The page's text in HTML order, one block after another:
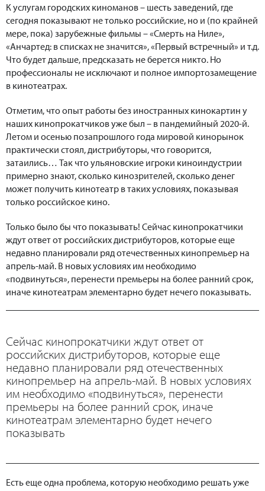
К услугам городских киноманов – шесть заведений, где
сегодня показывают не только российские, но и (по крайней
мере, пока) зарубежные фильмы – «Смерть на Ниле»,
«Анчартед: в списках не значится», «Первый встречный» и т.д.
Что будет дальше, предсказать не берется никто. Но
профессионалы не исключают и полное импортозамещение
в кинотеатрах.
Отметим, что опыт работы без иностранных кинокартин у
наших кинопрокатчиков уже был – в пандемийный 2020-й.
Летом и осенью позапрошлого года мировой кинорынок
практически стоял, дистрибуторы, что говорится,
затаились… Так что ульяновские игроки киноиндустрии
примерно знают, сколько кинозрителей, сколько денег
может получить кинотеатр в таких условиях, показывая
только российское кино.
Только было бы что показывать! Сейчас кинопрокатчики
ждут ответ от российских дистрибуторов, которые еще
недавно планировали ряд отечественных кинопремьер на
апрель-май. В новых условиях им необходимо
«подвинуться», перенести премьеры на более ранний срок,
иначе кинотеатрам элементарно будет нечего показывать.
Сейчас кинопрокатчики ждут ответ от
российских дистрибуторов, которые еще
недавно планировали ряд отечественных
кинопремьер на апрель-май. В новых условиях
им необходимо «подвинуться», перенести
премьеры на более ранний срок, иначе
кинотеатрам элементарно будет нечего
показывать
Есть еще одна проблема, которую необходимо решать уже